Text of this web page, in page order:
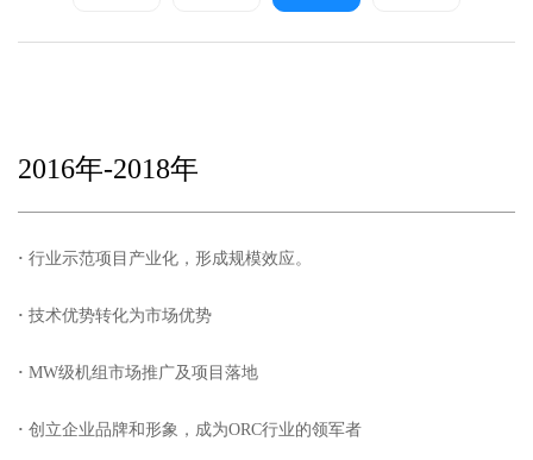
2016年-2018年
· 行业示范项目产业化，形成规模效应。
· 技术优势转化为市场优势
· MW级机组市场推广及项目落地
· 创立企业品牌和形象，成为ORC行业的领军者